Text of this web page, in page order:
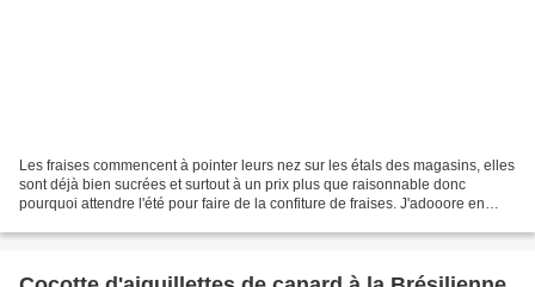
Les fraises commencent à pointer leurs nez sur les étals des magasins, elles
sont déjà bien sucrées et surtout à un prix plus que raisonnable donc
pourquoi attendre l'été pour faire de la confiture de fraises. J'adooore en